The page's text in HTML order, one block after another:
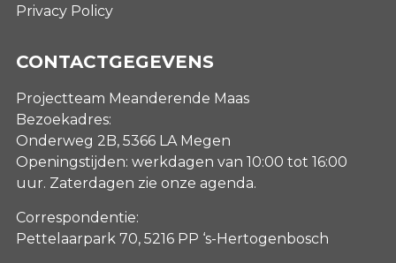
Privacy Policy
CONTACTGEGEVENS
Projectteam Meanderende Maas
Bezoekadres:
Onderweg 2B, 5366 LA Megen
Openingstijden: werkdagen van 10:00 tot 16:00
uur. Zaterdagen zie onze agenda.
Correspondentie:
Pettelaarpark 70, 5216 PP ‘s-Hertogenbosch